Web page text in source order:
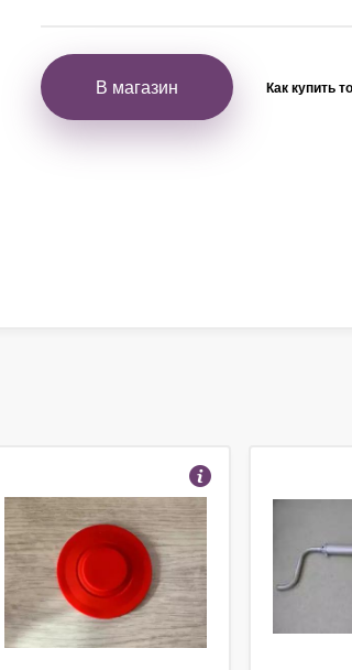
В магазин Как купить